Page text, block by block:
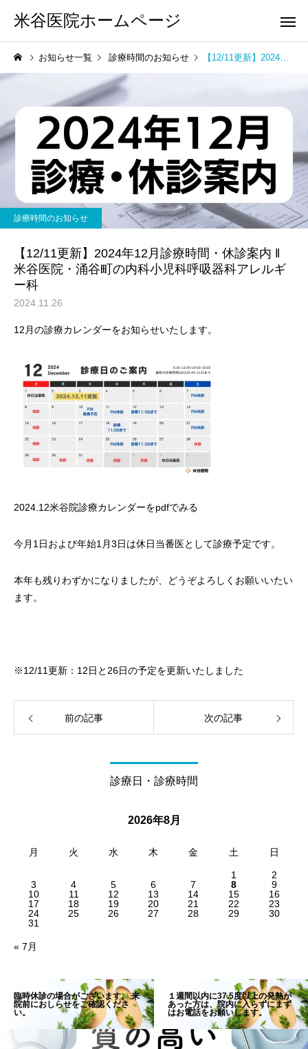
米谷医院ホームページ
お知らせ一覧 診療時間のお知らせ 【12/11更新】2024年12月診療時間・休診案内 ‖ 米谷医院・涌谷町の内科小児科呼吸器科アレルギー科
診療時間のお知らせ
【12/11更新】2024年12月診療時間・休診案内 ‖
米谷医院・涌谷町の内科小児科呼吸器科アレルギ
ー科
2024.11.26
12月の診療カレンダーをお知らせいたします。
2024.12米谷院診療カレンダーをpdfでみる
今月1日および年始1月3日は休日当番医として診療予定です。
本年も残りわずかになりましたが、どうぞよろしくお願いいたい
ます。
※12/11更新：12日と26日の予定を更新いたしました
前の記事 次の記事
診療日・診療時間
2026年8月
月 火 水 木 金 土 日
1
2
3
4 5 6 7 8
9
10
11 12 13 14 15
16
17
18 19 20 21 22
23
24
25 26 27 28 29
30
31
« 7月
臨時休診の場合がございます。 来
院前におしらせをご確認くださ
い。
１週間以内に37.5度以上の発熱が
あった方は、院内に入らずにまず
はお電話をお願いします。